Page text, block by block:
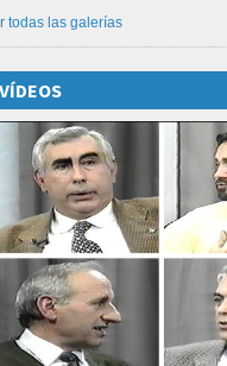
todas las galerías
VÍDEOS